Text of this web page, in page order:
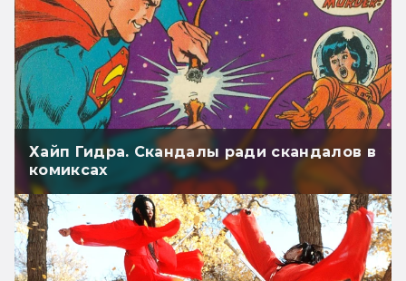
Хайп Гидра. Скандалы ради скандалов в
комиксах